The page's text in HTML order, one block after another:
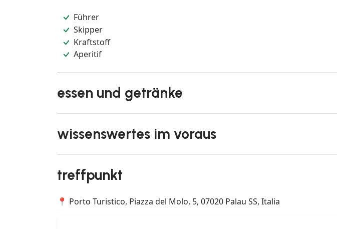
Führer
Skipper
Kraftstoff
Aperitif
essen und getränke
wissenswertes im voraus
treffpunkt
📍 Porto Turistico, Piazza del Molo, 5, 07020 Palau SS, Italia